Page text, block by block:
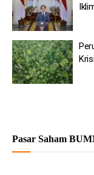
Pasar Saham